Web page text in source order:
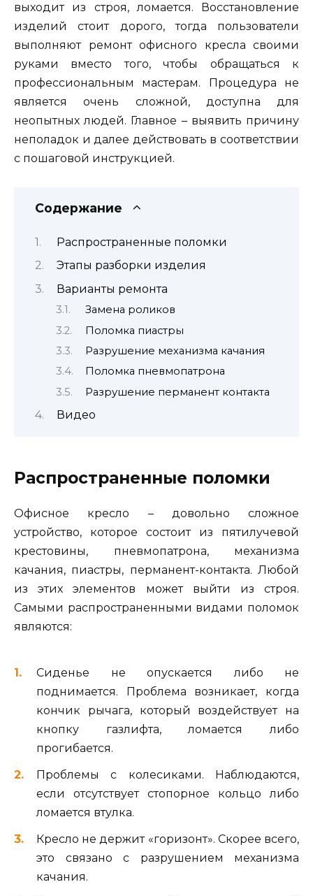
выходит из строя, ломается. Восстановление
изделий стоит дорого, тогда пользователи
выполняют ремонт офисного кресла своими
руками вместо того, чтобы обращаться к
профессиональным мастерам. Процедура не
является очень сложной, доступна для
неопытных людей. Главное – выявить причину
неполадок и далее действовать в соответствии
с пошаговой инструкцией.
Содержание
Распространенные поломки
Этапы разборки изделия
Варианты ремонта
Замена роликов
Поломка пиастры
Разрушение механизма качания
Поломка пневмопатрона
Разрушение перманент контакта
Видео
Распространенные поломки
Офисное кресло – довольно сложное
устройство, которое состоит из пятилучевой
крестовины, пневмопатрона, механизма
качания, пиастры, перманент-контакта. Любой
из этих элементов может выйти из строя.
Самыми распространенными видами поломок
являются:
Сиденье не опускается либо не
поднимается. Проблема возникает, когда
кончик рычага, который воздействует на
кнопку газлифта, ломается либо
прогибается.
Проблемы с колесиками. Наблюдаются,
если отсутствует стопорное кольцо либо
ломается втулка.
Кресло не держит «горизонт». Скорее всего,
это связано с разрушением механизма
качания.